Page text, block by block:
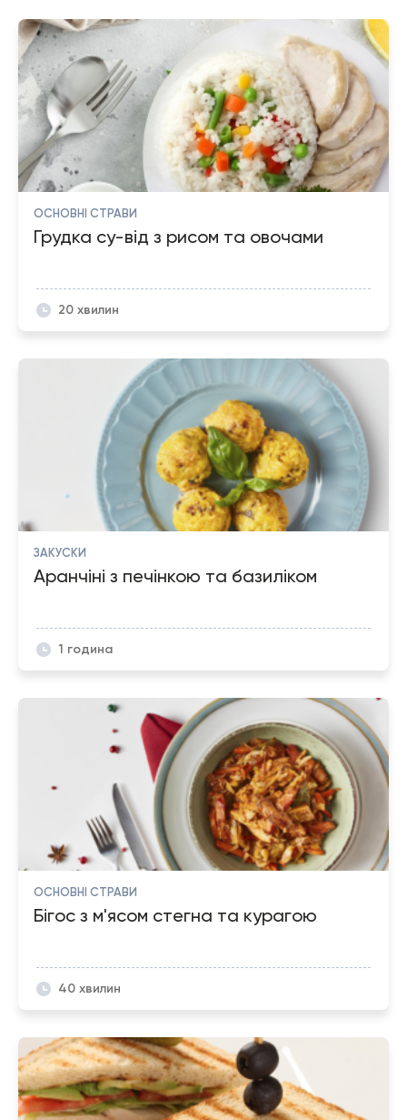
ОСНОВНІ СТРАВИ
Грудка су-від з рисом та овочами
20 хвилин
ЗАКУСКИ
Аранчіні з печінкою та базиліком
1 година
ОСНОВНІ СТРАВИ
Бігос з м'ясом стегна та курагою
40 хвилин